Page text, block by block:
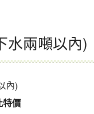
水兩噸以內)
內)
特價